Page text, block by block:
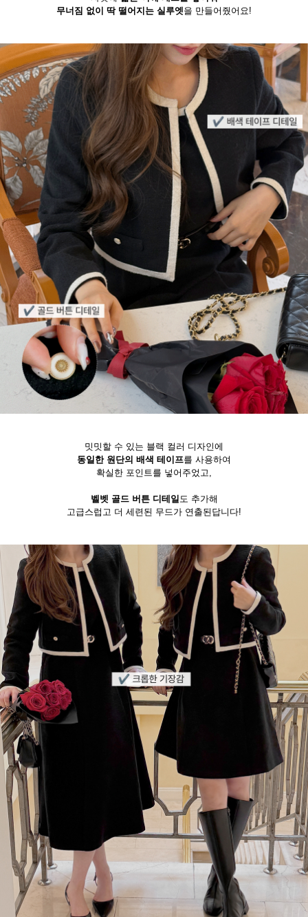
무너짐 없이 딱 떨어지는 실루엣을 만들어줬어요!
밋밋할 수 있는 블랙 컬러 디자인에
동일한 원단의 배색 테이프를 사용하여
확실한 포인트를 넣어주었고,
벨벳 골드 버튼 디테일 도 추가해
고급스럽고 더 세련된 무드가 연출된답니다!